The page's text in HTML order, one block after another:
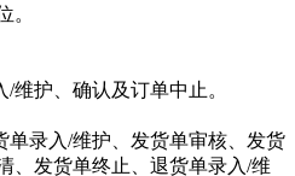
。
维护、确认及订单中止。
单录入/维护、发货单审核、发货
、发货单终止、退货单录入/维